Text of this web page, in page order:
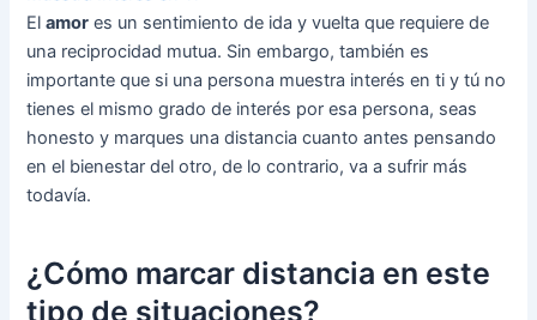
Elamor es un sentimiento de ida y vuelta que requiere de
una reciprocidad mutua. Sin embargo, también es
importante que si una persona muestra interés en ti y tú no
tienes el mismo grado de interés por esa persona, seas
honesto y marques una distancia cuanto antes pensando
en el bienestar del otro, de lo contrario, va a sufrir más
todavía.
¿Cómo marcar distancia en este
tipo de situaciones?